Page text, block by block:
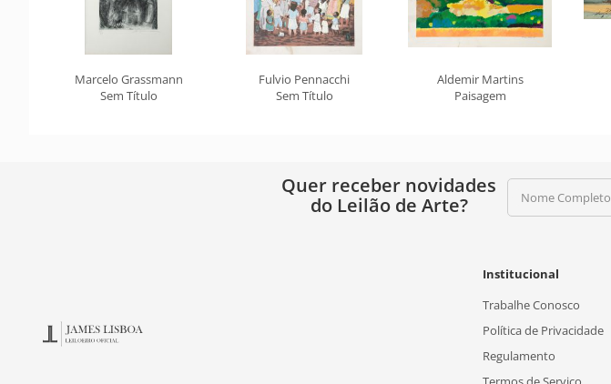
Marcelo Grassmann
Sem Título
Fulvio Pennacchi
Sem Título
Aldemir Martins
Paisagem
Quer receber novidades
do Leilão de Arte?
Nome Completo
Institucional
Trabalhe Conosco
Política de Privacidade
Regulamento